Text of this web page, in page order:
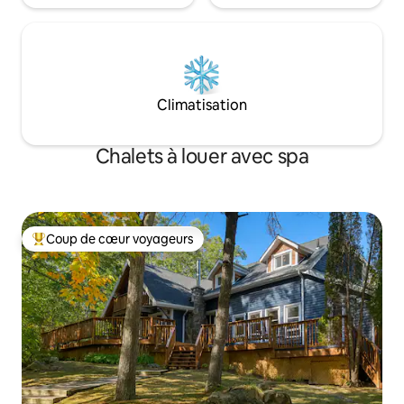
Climatisation
Chalets à louer avec spa
Coup de cœur voyageurs parmi les plus aimés
Coup de cœur voyageurs